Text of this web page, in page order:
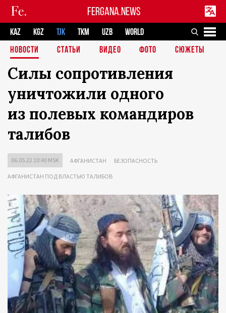
FERGANA.NEWS
KAZ KGZ TJK TKM UZB
WORLD
НОВОСТИ
СТАТЬИ ВИДЕО ФОТО СЮЖЕТЫ
Силы сопротивления
уничтожили одного
из полевых командиров
талибов
06.05.22 10:40 MSK АФГАНИСТАН БЕЗОПАСНОСТЬ
АФГАНИСТАН ПОД ВЛАСТЬЮ ТАЛИБОВ